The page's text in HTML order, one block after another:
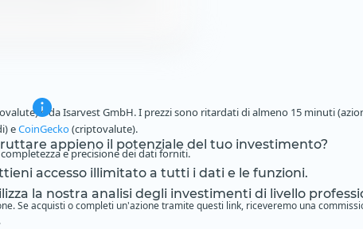
appieno il potenziale del tuo investimento?
accesso illimitato a tutti i dati e le funzioni.
la nostra analisi degli investimenti di livello
e da Isarvest GmbH. I prezzi sono ritardati di almeno 15 minuti
eCoinGecko(criptovalute).
e precisione dei dati forniti.
Se acquisti o completi un'azione tramite questi link, riceveremo una